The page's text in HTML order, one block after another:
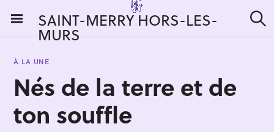
i
SAINT-MERRY HORS-LES-
MURS e
À LA UNE
Nés de la terre et de
ton souffle